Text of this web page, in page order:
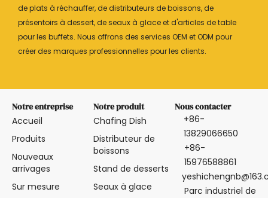
de plats à réchauffer, de distributeurs de boissons, de
présentoirs à dessert, de seaux à glace et d'articles de table
pour les buffets. Nous offrons des services OEM et ODM pour
créer des marques professionnelles pour les clients.
Notre entreprise
Accueil
Produits
Nouveaux
arrivages
Sur mesure
Notre produit
Chafing Dish
Distributeur de
boissons
Stand de desserts
Seaux à glace
Nous contacter
+86-
13829066650
+86-
15976588861
Parc industriel de